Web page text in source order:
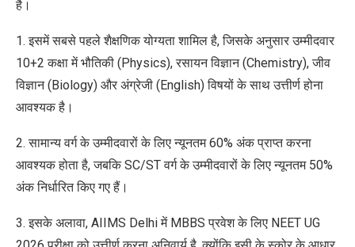
है।
1. इसमें सबसे पहले शैक्षणिक योग्यता शामिल है, जिसके अनुसार उम्मीदवार
10+2 कक्षा में भौतिकी (Physics), रसायन विज्ञान (Chemistry), जीव
विज्ञान (Biology) और अंग्रेजी (English) विषयों के साथ उत्तीर्ण होना
आवश्यक है।
2. सामान्य वर्ग के उम्मीदवारों के लिए न्यूनतम 60% अंक प्राप्त करना
आवश्यक होता है, जबकि SC/ST वर्ग के उम्मीदवारों के लिए न्यूनतम 50%
अंक निर्धारित किए गए हैं।
3. इसके अलावा, AIIMS Delhi में MBBS प्रवेश के लिए NEET UG